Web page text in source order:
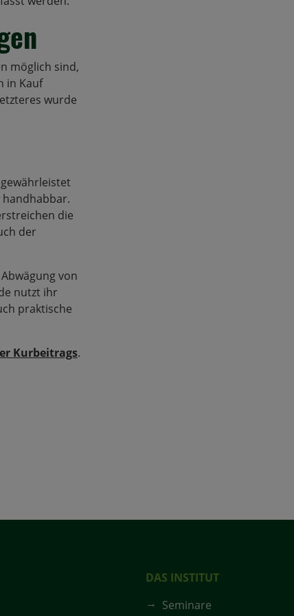
möglich sind,
in Kauf
wurde
die
der
von
nutzt ihr
praktische
Kurbeitrags.
DAS INSTITUT
Seminare